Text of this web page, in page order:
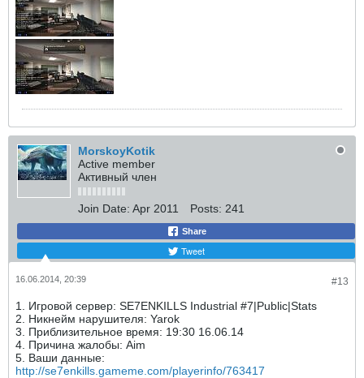
MorskoyKotik
Active member
Активный член
Join Date: Apr 2011 Posts: 241
Share
Tweet
#13
16.06.2014, 20:39
1. Игровой сервер: SE7ENKILLS Industrial #7|Public|Stats
2. Никнейм нарушителя: Yarok
3. Приблизительное время: 19:30 16.06.14
4. Причина жалобы: Aim
5. Ваши данные:
http://se7enkills.gameme.com/playerinfo/763417